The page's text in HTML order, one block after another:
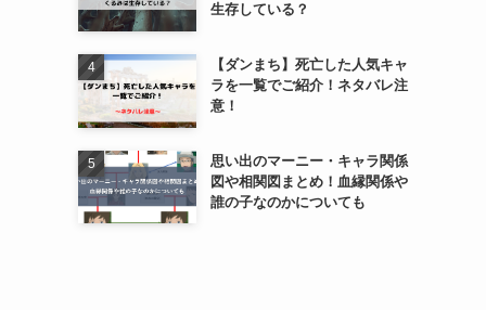
生存している？
【ダンまち】死亡した人気キャ
ラを一覧でご紹介！ネタバレ注
意！
思い出のマーニー・キャラ関係
図や相関図まとめ！血縁関係や
誰の子なのかについても